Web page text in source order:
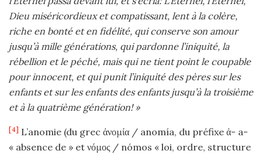
Dieu miséricordieux et compatissant, lent à la colère,
riche en bonté et en fidélité, qui conserve son amour
jusqu’à mille générations, qui pardonne l’iniquité, la
rébellion et le péché, mais qui ne tient point le coupable
pour innocent, et qui punit l’iniquité des pères sur les
enfants et sur les enfants des enfants jusqu’à la troisième
et à la quatrième génération! »
[4] L’anomie (du grec ἀνομία / anomía, du préfixe ἀ- a-
« absence de » et νόμος / nómos « loi, ordre, structure